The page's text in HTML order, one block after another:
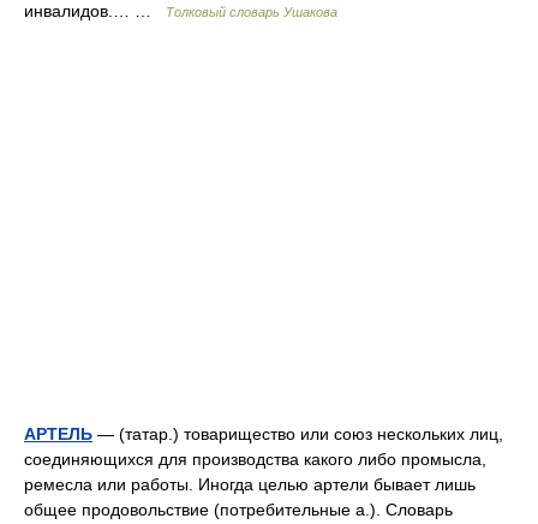
инвалидов.… …
Толковый словарь Ушакова
АРТЕЛЬ — (татар.) товарищество или союз нескольких лиц,
соединяющихся для производства какого либо промысла,
ремесла или работы. Иногда целью артели бывает лишь
общее продовольствие (потребительные а.). Словарь